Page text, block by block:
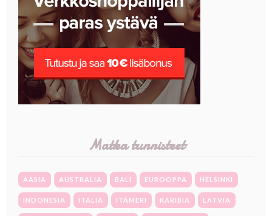
Matka tunnisteet
AASIA AUSTRALIA BALI EUROOPPA HELSINKI
INDONESIA ITALIA ITÄMERI KARIBIA LATVIA